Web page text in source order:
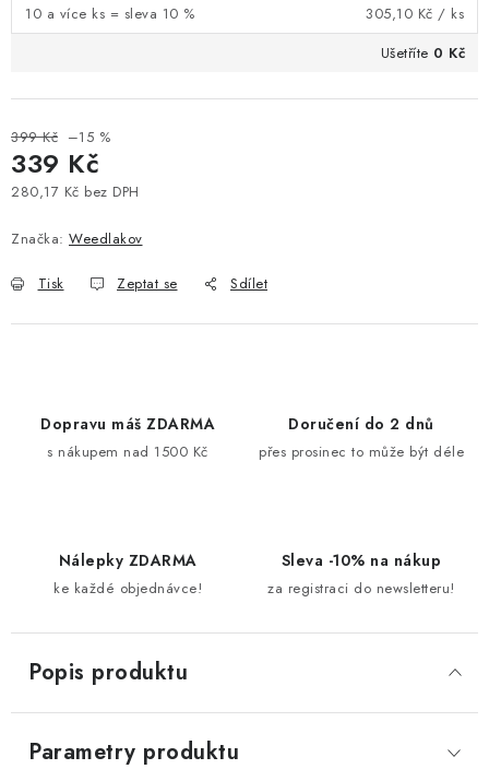
10 a více ks = sleva 10 %
305,10 Kč / ks
Ušetříte 0 Kč
399 Kč –15 %
339 Kč
280,17 Kč bez DPH
Značka: Weedlakov
Tisk Zeptat se Sdílet
Dopravu máš ZDARMA
s nákupem nad 1500 Kč
Doručení do 2 dnů
přes prosinec to může být déle
Nálepky ZDARMA
ke každé objednávce!
Sleva -10% na nákup
za registraci do newsletteru!
Popis produktu
Parametry produktu